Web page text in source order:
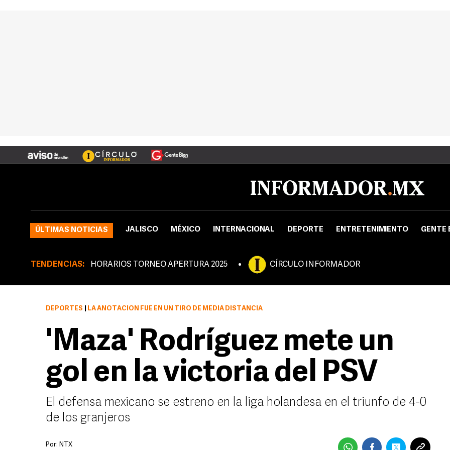
ÚLTIMAS NOTICIAS JALISCO MÉXICO INTERNACIONAL DEPORTE ENTRETENIMIENTO GENTE
TENDENCIAS: HORARIOS TORNEO APERTURA 2025 CÍRCULO INFORMADOR
DEPORTES LA ANOTACIÓN FUE EN UN TIRO DE MEDIA DISTANCIA
'Maza' Rodríguez mete un
gol en la victoria del PSV
El defensa mexicano se estreno en la liga holandesa en el triunfo de 4-0
de los granjeros
Por: NTX